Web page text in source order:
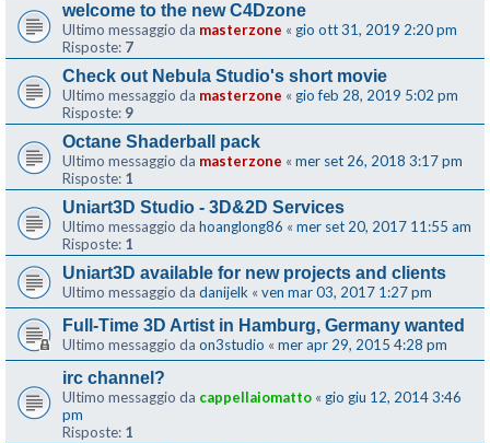
welcome to the new C4Dzone
Ultimo messaggio da masterzone « gio ott 31, 2019 2:20 pm
Risposte: 7
Check out Nebula Studio's short movie
Ultimo messaggio da masterzone « gio feb 28, 2019 5:02 pm
Risposte: 9
Octane Shaderball pack
Ultimo messaggio da masterzone « mer set 26, 2018 3:17 pm
Risposte: 1
Uniart3D Studio - 3D&2D Services
Ultimo messaggio da hoanglong86 « mer set 20, 2017 11:55 am
Risposte: 1
Uniart3D available for new projects and clients
Ultimo messaggio da danijelk « ven mar 03, 2017 1:27 pm
Full-Time 3D Artist in Hamburg, Germany wanted
Ultimo messaggio da on3studio « mer apr 29, 2015 4:28 pm
irc channel?
Ultimo messaggio da cappellaiomatto « gio giu 12, 2014 3:46
pm
Risposte: 1